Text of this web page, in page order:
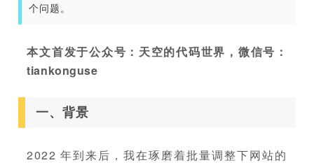
个问题。
本文首发于公众号：天空的代码世界，微信号：
tiankonguse
一、背景
2022 年到来后，我在琢磨着批量调整下网站的